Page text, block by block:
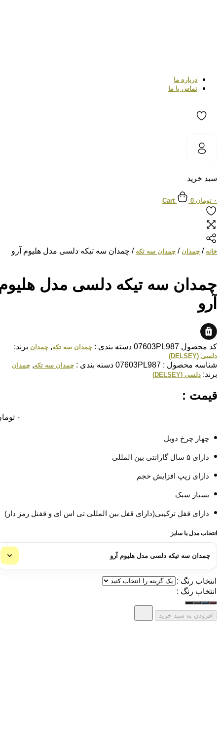
درباره ما
تماس با ما
سبد خرید
تومان 0
Cart
خانه/چمدان/چمدان سه تکه/ چمدان سه تیکه دلسی مدل هلیوم آرو
چمدان سه تیکه دلسی مدل هلیوم
آرو
کد محصول 07603PL987 دسته بندی : چمدان سه تکه,چمدان برند:
دلسی (DELSEY)
شناسه محصول : 07603PL987 دسته بندی : چمدان سه تکه,چمدان
برند:دلسی (DELSEY)
قیمت :
تومان
چهار چرخ دوبل
دارای ۵ سال گارانتی بین المللی
دارای زیپ افزایش حجم
بسیار سبک
دارای قفل ترکیبی(دارای قفل بین المللی تی اس ای و قفنل رمز دار)
انتخاب مدل یا سایز
انتخاب رنگ :
انتخاب رنگ :
افزودن به سبد خرید